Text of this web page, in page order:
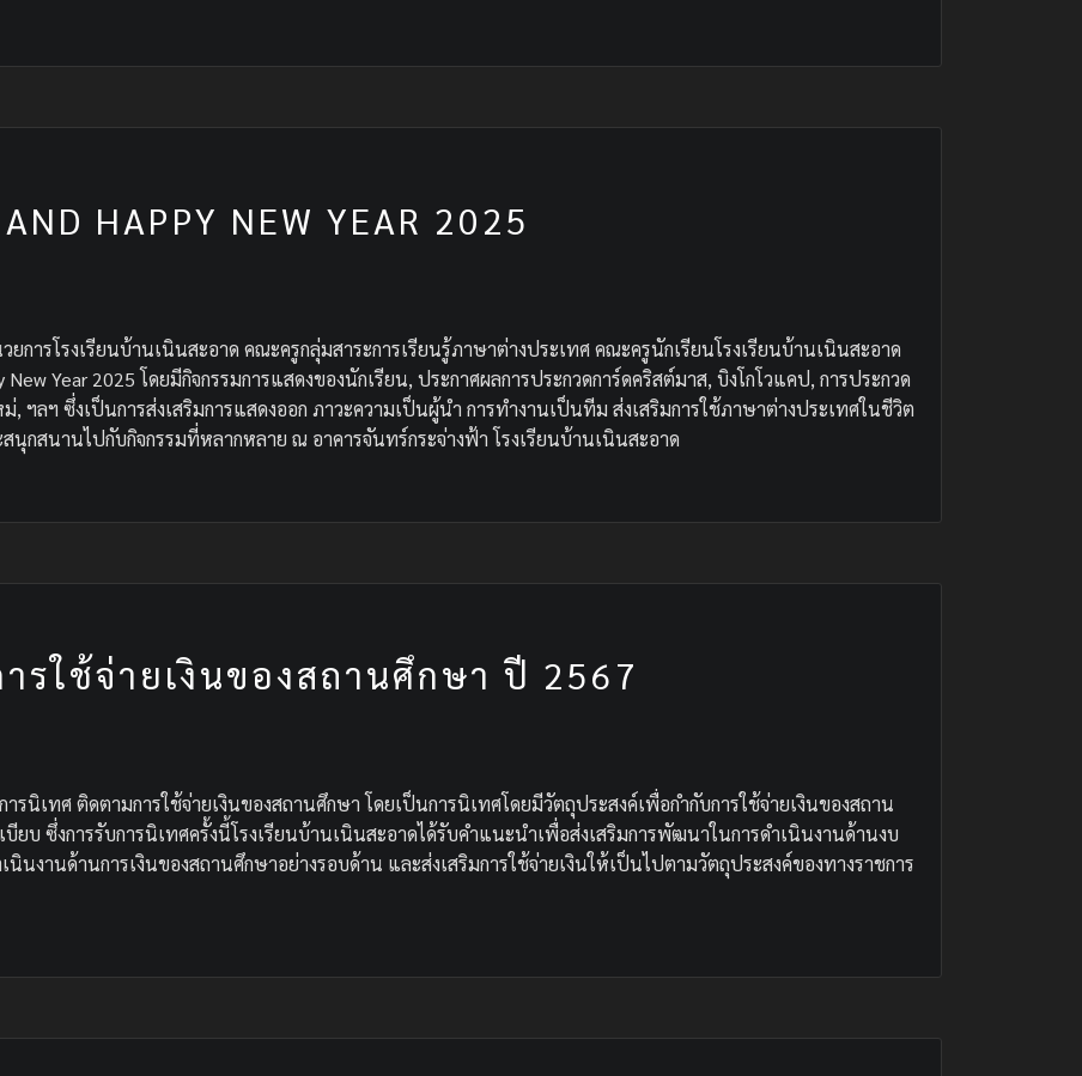
HAPPY NEW YEAR 2025
ารโรงเรียนบ้านเนินสะอาด คณะครูกลุ่มสาระการเรียนรู้ภาษาต่างประเทศ คณะครูนักเรียนโรงเรียนบ้านเนินสะอาด
Year 2025 โดยมีกิจกรรมการแสดงของนักเรียน, ประกาศผลการประกวดการ์ดคริสต์มาส, บิงโกโวแคป, การประกวด
, ฯลฯ ซึ่งเป็นการส่งเสริมการแสดงออก ภาวะความเป็นผู้นำ การทำงานเป็นทีม ส่งเสริมการใช้ภาษาต่างประเทศในชีวิต
กสนานไปกับกิจกรรมที่หลากหลาย ณ อาคารจันทร์กระจ่างฟ้า โรงเรียนบ้านเนินสะอาด
รใช้จ่ายเงินของสถานศึกษา ปี 2567
รนิเทศ ติดตามการใช้จ่ายเงินของสถานศึกษา โดยเป็นการนิเทศโดยมีวัตถุประสงค์เพื่อกำกับการใช้จ่ายเงินของสถาน
ยบ ซึ่งการรับการนิเทศครั้งนี้โรงเรียนบ้านเนินสะอาดได้รับคำแนะนำเพื่อส่งเสริมการพัฒนาในการดำเนินงานด้านงบ
นงานด้านการเงินของสถานศึกษาอย่างรอบด้าน และส่งเสริมการใช้จ่ายเงินให้เป็นไปตามวัตถุประสงค์ของทางราชการ